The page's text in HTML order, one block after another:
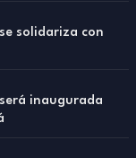
solidariza con
inaugurada